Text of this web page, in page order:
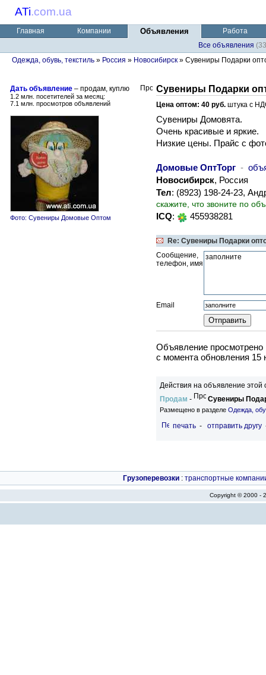
ATi.com.ua
Главная Компании Объявления
Работа
Все объявления
Одежда, обувь, текстиль » Россия » Новосибирск » Сувениры Подарки
Дать объявление – продам, куплю
1.2 млн. посетителей за месяц:
7.1 млн. просмотров объявлений
Фото: Сувениры Домовые Оптом
Сувениры Подарки
Цена оптом: 40 руб. штука с
Сувениры Домовята.
Очень красивые и яркие.
Низкие цены. Прайс с
Домовые ОптТорг -
Новосибирск, Россия
Тел: (8923) 198-24-23,
скажите, что звоните по
ICQ: 455938281
Re: Сувениры Подарки
Сообщение,
телефон, имя
Email
Объявление просмотрено
c момента обновления 15
Действия на объявление этой
Продам - Сувениры
Размещено в разделе Одежда,
печать - отправить другу
Грузоперевозки : транспортные
Copyright © 2000 -